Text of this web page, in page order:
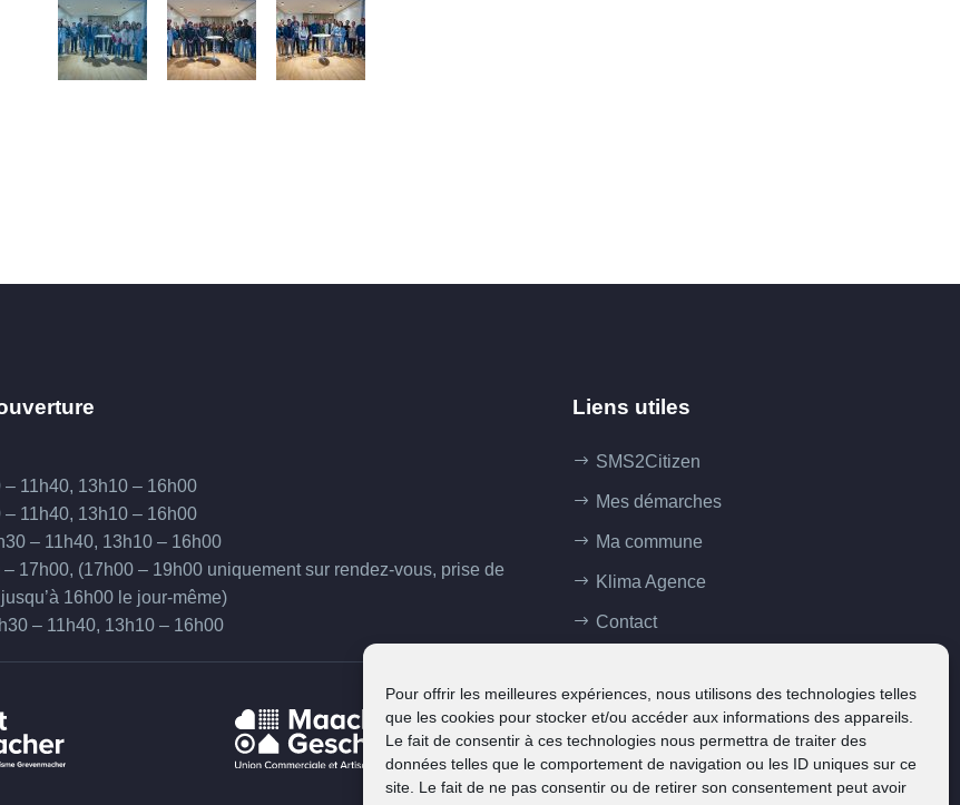
Pour offrir les meilleures expériences, nous utilisons des technologies telles
que les cookies pour stocker et/ou accéder aux informations des appareils.
Le fait de consentir à ces technologies nous permettra de traiter des
données telles que le comportement de navigation ou les ID uniques sur ce
site. Le fait de ne pas consentir ou de retirer son consentement peut avoir
– 11h40, 13h10 – 16h00
– 11h40, 13h10 – 16h00
– 11h40, 13h10 – 16h00
17h00, (17h00 – 19h00 uniquement sur rendez-vous, prise de
16h00 le jour-même)
– 11h40, 13h10 – 16h00
Liens utiles
SMS2Citizen
Mes démarches
Ma commune
Klima Agence
Contact